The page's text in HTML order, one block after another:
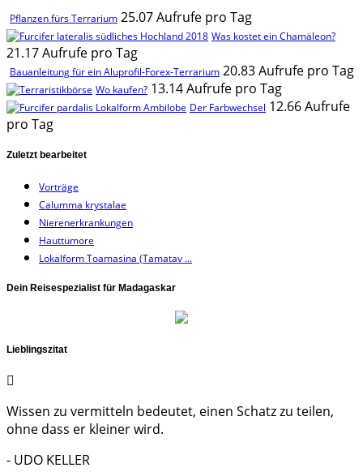
Pflanzen fürs Terrarium 25.07 Aufrufe pro Tag
Was kostet ein Chamäleon?
21.17 Aufrufe pro Tag
Bauanleitung für ein Aluprofil-Forex-Terrarium 20.83 Aufrufe pro Tag
Wo kaufen? 13.14 Aufrufe pro Tag
Der Farbwechsel 12.66 Aufrufe
pro Tag
Zuletzt bearbeitet
Vorträge
Calumma krystalae
Nierenerkrankungen
Hauttumore
Lokalform Toamasina (Tamatav ...
Dein Reisespezialist für Madagaskar
Lieblingszitat
Wissen zu vermitteln bedeutet, einen Schatz zu teilen,
ohne dass er kleiner wird.
- UDO KELLER